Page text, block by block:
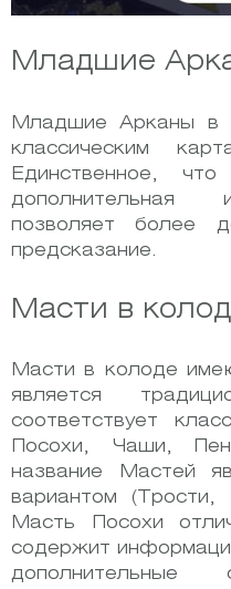
Младшие
Младшие Арканы в
классическим
Единственное,
дополнительная
позволяет более
предсказание.
Масти в
Масти в колоде
является
соответствует
Посохи, Чаши,
название Мастей
вариантом (Трости,
Масть Посохи
содержит
дополнительные